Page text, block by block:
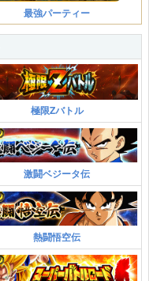
最強パーティー
極限Zバトル
激闘ベジータ伝
熱闘悟空伝